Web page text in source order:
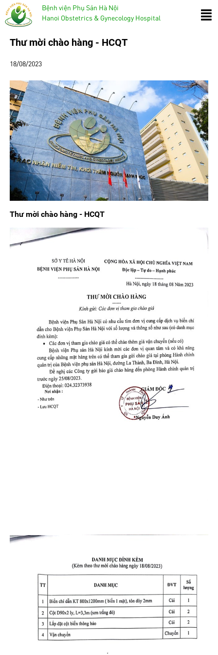
Bệnh viện Phụ Sản Hà Nội
Hanoi Obstetrics & Gynecology Hospital
Thư mời chào hàng - HCQT
18/08/2023
Thư mời chào hàng - HCQT